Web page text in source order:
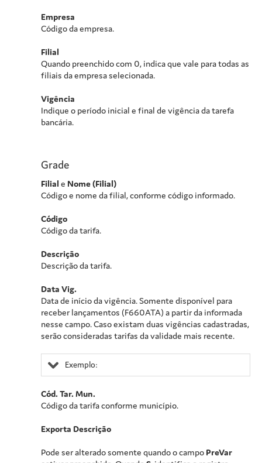
Empresa
Código da empresa.
Filial
Quando preenchido com 0, indica que vale para todas as
filiais da empresa selecionada.
Vigência
Indique o período inicial e final de vigência da tarefa
bancária.
Grade
Filial e Nome (Filial)
Código e nome da filial, conforme código informado.
Código
Código da tarifa.
Descrição
Descrição da tarifa.
Data Vig.
Data de início da vigência. Somente disponível para
receber lançamentos (F660ATA) a partir da informada
nesse campo. Caso existam duas vigências cadastradas,
serão consideradas tarifas da validade mais recente.
Exemplo:
Cód. Tar. Mun.
Código da tarifa conforme município.
Exporta Descrição
Pode ser alterado somente quando o campo PreVar